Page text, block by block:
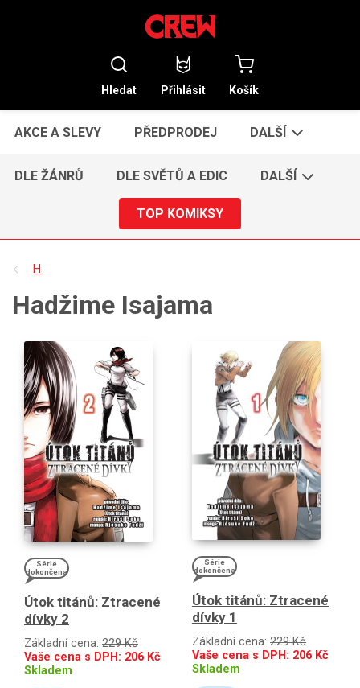
Hledat Přihlásit Košík
AKCE A SLEVY PŘEDPRODEJ DALŠÍ
DLE ŽÁNRŮ DLE SVĚTŮ A EDIC DALŠÍ
TOP KOMIKSY
H
Hadžime Isajama
Série
dokončena
Útok titánů: Ztracené
dívky 2
Základní cena: 229 Kč
Vaše cena s DPH: 206 Kč
Skladem
Série
dokončena
Útok titánů: Ztracené
dívky 1
Základní cena: 229 Kč
Vaše cena s DPH: 206 Kč
Skladem